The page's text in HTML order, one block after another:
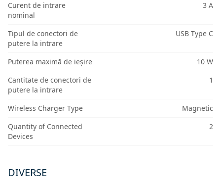
Curent de intrare
nominal
3 A
Tipul de conectori de
putere la intrare
USB Type C
Puterea maximă de ieșire
10 W
Cantitate de conectori de
putere la intrare
1
Wireless Charger Type
Magnetic
Quantity of Connected
Devices
2
DIVERSE